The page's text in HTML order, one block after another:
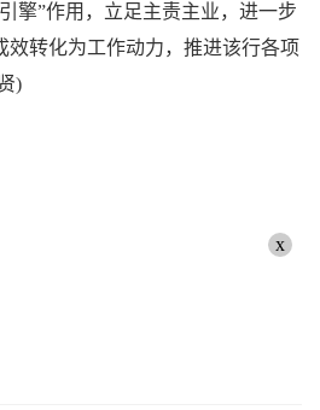
擎”作用，立足主责主业，进一步
效转化为工作动力，推进该行各项
)
x